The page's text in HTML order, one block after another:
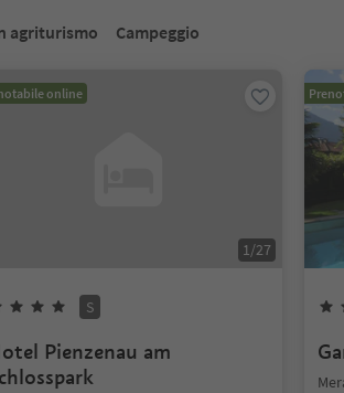
agriturismo Campeggio
online
1/27
S
Pienzenau am